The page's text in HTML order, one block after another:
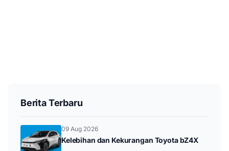
Berita Terbaru
09 Aug 2026
Kelebihan dan Kekurangan Toyota bZ4X